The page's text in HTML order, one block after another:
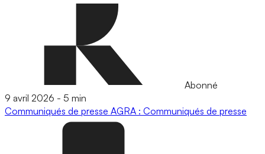
Abonné
9 avril 2026 - 5 min
Communiqués de presse AGRA : Communiqués de presse